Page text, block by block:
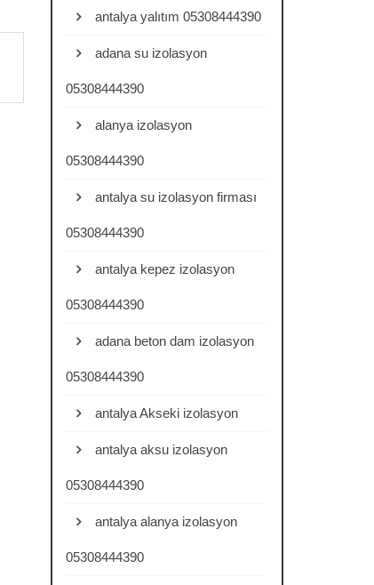
antalya yalıtım 05308444390
adana su izolasyon
05308444390
alanya izolasyon
05308444390
antalya su izolasyon firması
05308444390
antalya kepez izolasyon
05308444390
adana beton dam izolasyon
05308444390
antalya Akseki izolasyon
antalya aksu izolasyon
05308444390
antalya alanya izolasyon
05308444390